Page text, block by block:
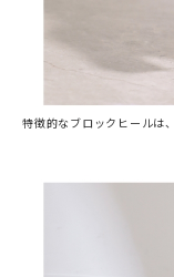
特徴的なブロックヒールは